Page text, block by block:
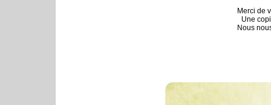
Merci de
Une
Nous